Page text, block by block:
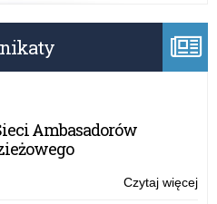
Ambasadorów
Czytaj więcej